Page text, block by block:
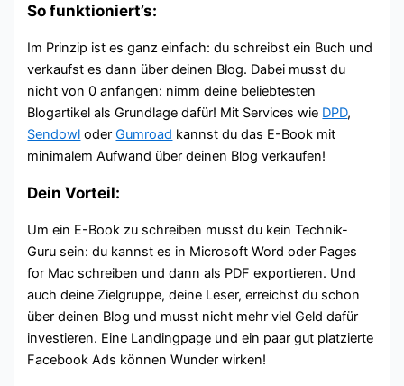
So funktioniert’s:
Im Prinzip ist es ganz einfach: du schreibst ein Buch und
verkaufst es dann über deinen Blog. Dabei musst du
nicht von 0 anfangen: nimm deine beliebtesten
Blogartikel als Grundlage dafür! Mit Services wie DPD,
Sendowl oderGumroad kannst du das E-Book mit
minimalem Aufwand über deinen Blog verkaufen!
Dein Vorteil:
Um ein E-Book zu schreiben musst du kein Technik-
Guru sein: du kannst es in Microsoft Word oder Pages
for Mac schreiben und dann als PDF exportieren. Und
auch deine Zielgruppe, deine Leser, erreichst du schon
über deinen Blog und musst nicht mehr viel Geld dafür
investieren. Eine Landingpage und ein paar gut platzierte
Facebook Ads können Wunder wirken!